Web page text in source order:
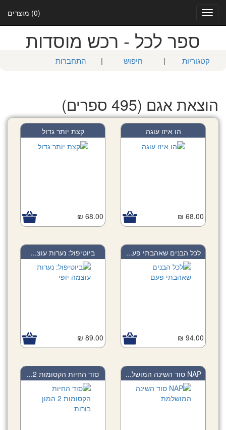
(0) מוצרים
Toggle
navigation
ספר לכל - רכש מוסדות
קטגוריות | חיפוש | התחברות
הוצאת אגם (495 ספרים)
הו איזו עוגה
68.00 ₪
קצת יותר גדול
68.00 ₪
לכל הבנים שאהבתי פע...
94.00 ₪
ביוטיפול: נערות עוצ...
89.00 ₪
NAP סוד השינה המושל... סוד החיות הקסומות 2...